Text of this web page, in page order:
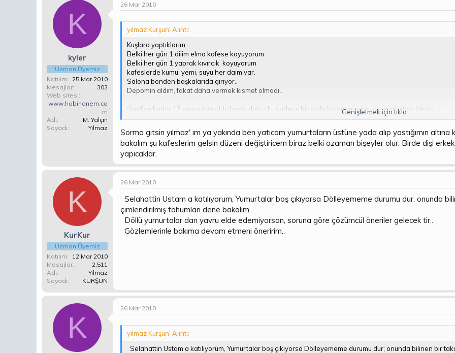
K
kyler
Uzman Üyemiz
Katılım
25 Mar 2010
Mesajlar
303
Web sitesi
www.hobihanem.co
m
Adı
M. Yalçın
Soyadı
Yılmaz
26 Mar 2010
yılmaz Kurşun' Alıntı:
Kuşlara yaptıklarım.
Belki her gün 1 dilim elma kafese koyuyorum
Belki her gün 1 yaprak kıvırcık koyuyorum
kafeslerde kumu, yemi, suyu her daim var.
Salona benden başkalarıda giriyor..
Depomin aldım, fakat daha vermek kısmet olmadı..
Şimdiye kadar 13 yumurtam oldu hepsi doluydu, sadece bir embriyo kıramadığı için yumurtayı ölmüş..
Yalçın, durumuna üzüldüm İnan.. Ben senin kadar ilgilenseydim, Erkekler Mubişler bile yumurtlardı
Genişletmek için tıkla ...
Sorma gitsin yılmaz' ım ya yakında ben yatıcam yumurtaların üstüne yada alıp yastığımın
bakalım şu kafeslerim gelsin düzeni değiştiricem biraz belki ozaman bişeyler olur. Birde dişi
yapıcaklar.
K
KurKur
Uzman Üyemiz
Katılım
12 Mar 2010
Mesajlar
2,511
Adı
Yılmaz
Soyadı
KURŞUN
26 Mar 2010
Selahattin Ustam a katılıyorum, Yumurtalar boş çıkıyorsa Dölleyememe durumu dur; onunda
çimlendirilmiş tohumları dene bakalım..
Döllü yumurtalar dan yavru elde edemiyorsan, soruna göre çözümcül öneriler gelecek tir..
Gözlemlerinle bakıma devam etmeni öneririm..
K
26 Mar 2010
yılmaz Kurşun' Alıntı:
Selahattin Ustam a katılıyorum, Yumurtalar boş çıkıyorsa Dölleyememe durumu dur; onunda bilinen bir